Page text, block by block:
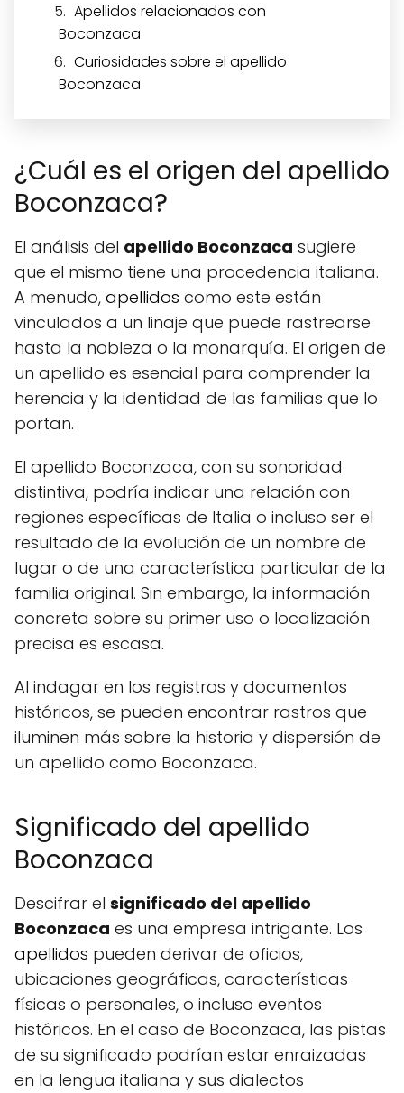
Apellidos relacionados con
Boconzaca
Curiosidades sobre el apellido
Boconzaca
¿Cuál es el origen del apellido
Boconzaca?
El análisis del apellido Boconzaca sugiere
que el mismo tiene una procedencia italiana.
A menudo, apellidos como este están
vinculados a un linaje que puede rastrearse
hasta la nobleza o la monarquía. El origen de
un apellido es esencial para comprender la
herencia y la identidad de las familias que lo
portan.
El apellido Boconzaca, con su sonoridad
distintiva, podría indicar una relación con
regiones específicas de Italia o incluso ser el
resultado de la evolución de un nombre de
lugar o de una característica particular de la
familia original. Sin embargo, la información
concreta sobre su primer uso o localización
precisa es escasa.
Al indagar en los registros y documentos
históricos, se pueden encontrar rastros que
iluminen más sobre la historia y dispersión de
un apellido como Boconzaca.
Significado del apellido
Boconzaca
Descifrar el significado del apellido
Boconzaca es una empresa intrigante. Los
apellidos pueden derivar de oficios,
ubicaciones geográficas, características
físicas o personales, o incluso eventos
históricos. En el caso de Boconzaca, las pistas
de su significado podrían estar enraizadas
en la lengua italiana y sus dialectos